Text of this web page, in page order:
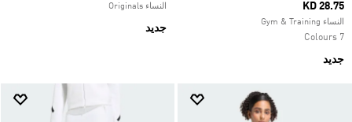
KD 28.75
النساء Gym & Training
7 Colours
جديد
النساء Originals
جديد